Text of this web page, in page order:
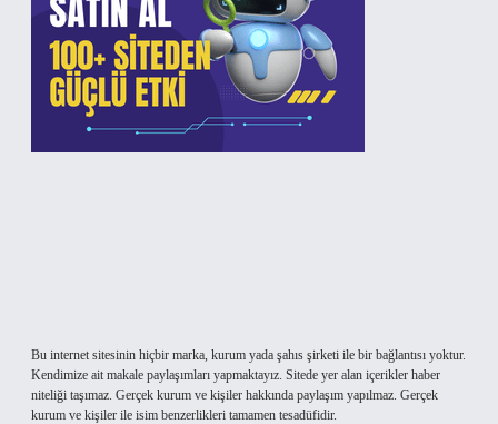
Bu internet sitesinin hiçbir marka, kurum yada şahıs şirketi ile bir bağlantısı yoktur.
Kendimize ait makale paylaşımları yapmaktayız. Sitede yer alan içerikler haber
niteliği taşımaz. Gerçek kurum ve kişiler hakkında paylaşım yapılmaz. Gerçek
kurum ve kişiler ile isim benzerlikleri tamamen tesadüfidir.